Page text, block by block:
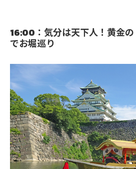
16:00：気分は天下人！黄金の
でお堀巡り